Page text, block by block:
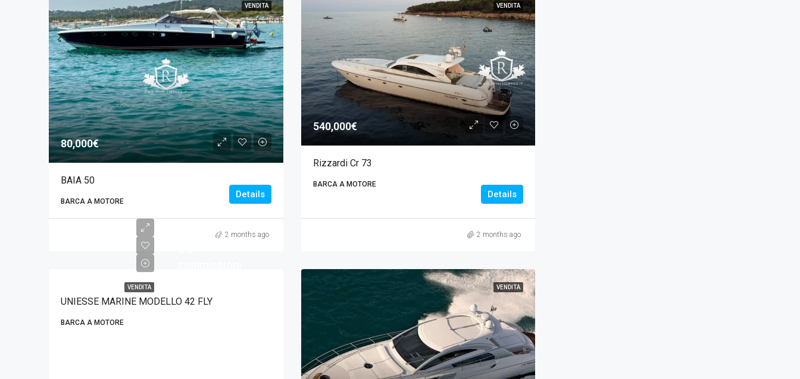
VENDITA
80,000€
BAIA 50
BARCA A MOTORE
Details
2 months ago
VENDITA
540,000€
Rizzardi Cr 73
BARCA A MOTORE
Details
2 months ago
VENDITA
60,000€/+
UNIESSE MARINE MODELLO 42 FLY
BARCA A MOTORE
VENDITA